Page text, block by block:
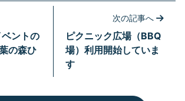
ベントの
の森ひ
次の記事へ
ピクニック広場（BBQ
場）利用開始していま
す